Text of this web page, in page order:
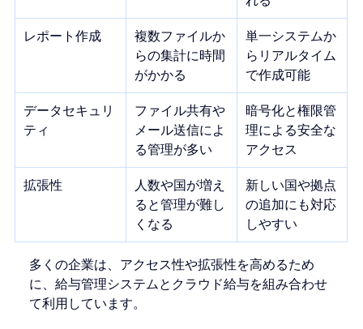
レポート作成
複数ファイルか
らの集計に時間
がかかる
単一システムか
らリアルタイム
で作成可能
データセキュリ
ティ
ファイル共有や
メール送信によ
る管理が多い
暗号化と権限管
理による安全な
アクセス
拡張性
人数や国が増え
ると管理が難し
くなる
新しい国や拠点
の追加にも対応
しやすい
多くの企業は、アクセス性や拡張性を高めるため
に、給与管理システムとクラウド給与を組み合わせ
て利用しています。